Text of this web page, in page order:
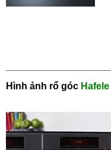
Hình ảnh rổ góc Hafele